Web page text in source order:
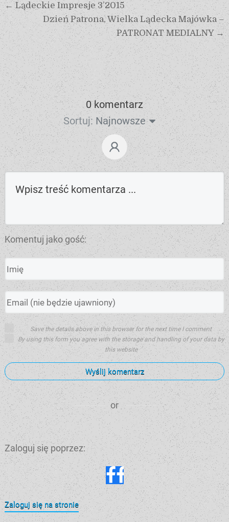
← Lądeckie Impresje 3’2015
Dzień Patrona, Wielka Lądecka Majówka –
PATRONAT MEDIALNY →
0 komentarz
Sortuj: Najnowsze
Komentuj jako gość:
Save the details above in this browser for the next time I comment
By using this form you agree with the storage and handling of your data by
this website
Wyślij komentarz
or
Zaloguj się poprzez:
Zaloguj się na stronie